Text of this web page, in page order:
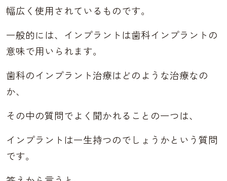
幅広く使用されているものです。
一般的には、インプラントは歯科インプラントの
意味で用いられます。
歯科のインプラント治療はどのような治療なの
か、
その中の質問でよく聞かれることの一つは、
インプラントは一生持つのでしょうかという質問
です。